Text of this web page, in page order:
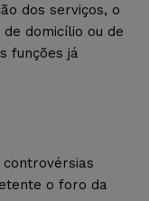
dos serviços, o
de domicílio ou de
funções já
o foro da